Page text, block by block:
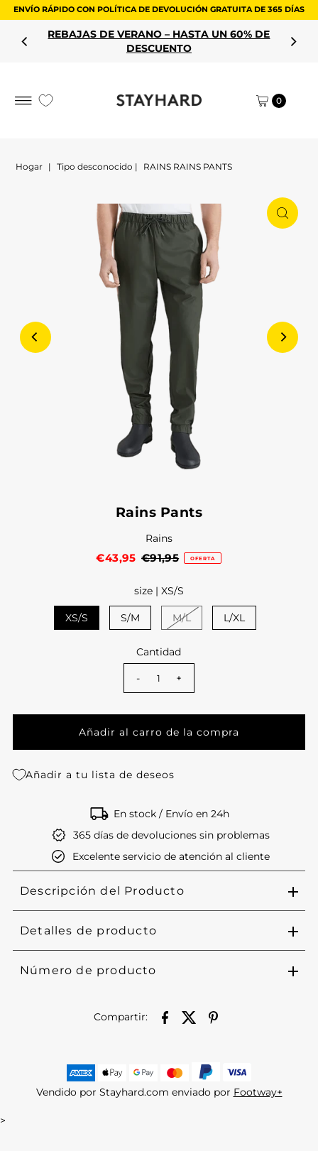
ENVÍO RÁPIDO CON POLÍTICA DE DEVOLUCIÓN GRATUITA DE 365 DÍAS
REBAJAS DE VERANO – HASTA UN 60% DE
DESCUENTO
0
Hogar | Tipo desconocido | RAINS RAINS PANTS
Rains Pants
Rains
€43,95 €91,95 OFERTA
size | XS/S
XS/S S/M M/L L/XL
Cantidad
- +
Añadir a tu lista de deseos
En stock / Envío en 24h
365 días de devoluciones sin problemas
Excelente servicio de atención al cliente
Descripción del Producto
Detalles de producto
Número de producto
Compartir:
Vendido por Stayhard.com enviado por Footway+
>